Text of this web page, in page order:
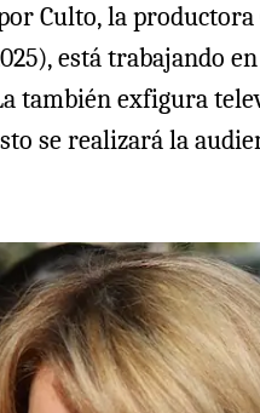
Culto, la
está trabajando
también exfigura
se realizará la